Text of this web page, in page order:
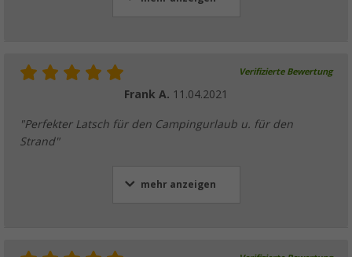
Verifizierte Bewertung
Frank A. 11.04.2021
"Perfekter Latsch für den Campingurlaub u. für den
Strand"
mehr anzeigen